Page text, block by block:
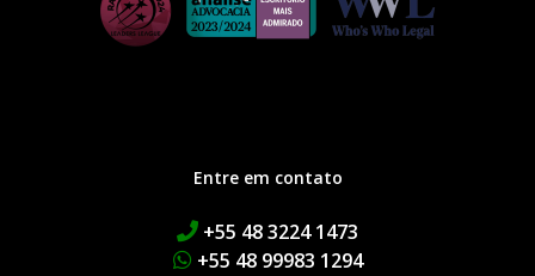
Entre em contato
+55 48 3224 1473
+55 48 99983 1294